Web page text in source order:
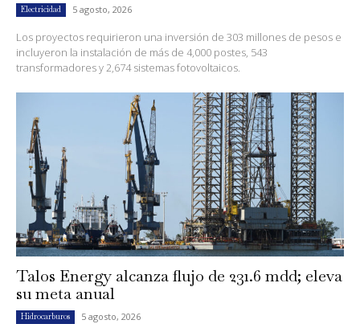
Electricidad 5 agosto, 2026
Los proyectos requirieron una inversión de 303 millones de pesos e
incluyeron la instalación de más de 4,000 postes, 543
transformadores y 2,674 sistemas fotovoltaicos.
Talos Energy alcanza flujo de 231.6 mdd; eleva
su meta anual
Hidrocarburos 5 agosto, 2026